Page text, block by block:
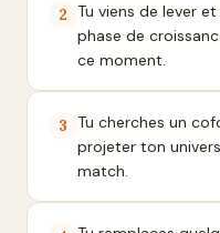
2 Tu viens de lever
phase de
ce moment.
3 Tu cherches un
projeter ton
match.